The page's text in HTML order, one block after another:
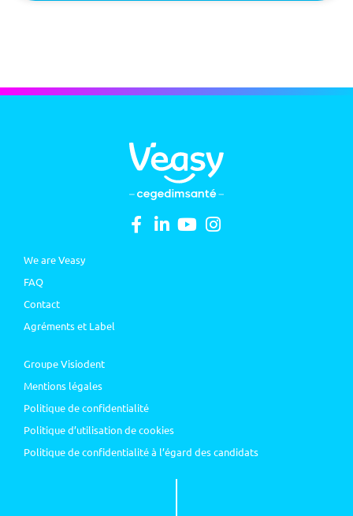
We are Veasy
FAQ
Contact
Agréments et Label
Groupe Visiodent
Mentions légales
Politique de confidentialité
Politique d’utilisation de cookies
Politique de confidentialité à l’égard des candidats